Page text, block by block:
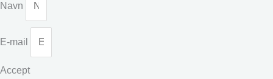
Navn
E-mail
Accept